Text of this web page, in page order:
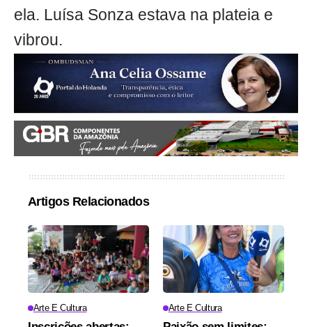
ela. Luísa Sonza estava na plateia e
vibrou.
Artigos Relacionados
Arte E Cultura Arte E Cultura